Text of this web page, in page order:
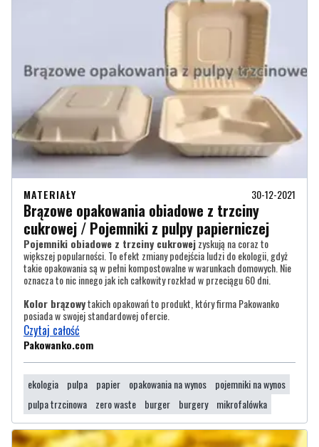
MATERIAŁY 30-12-2021
Brązowe opakowania obiadowe z trzciny
cukrowej / Pojemniki z pulpy papierniczej
Pojemniki obiadowe z trzciny cukrowejzyskują na coraz to
większej popularności. To efekt zmiany podejścia ludzi do ekologii, gdyż
takie opakowania są w pełni kompostowalne w warunkach domowych. Nie
oznacza to nic innego jak ich całkowity rozkład w przeciągu 60 dni.
Kolor brązowytakich opakowań to produkt, który firma Pakowanko
posiada w swojej standardowej ofercie.
Czytaj całość
Pakowanko.com
ekologia pulpa papier opakowania na wynos
pojemniki na wynos
pulpa trzcinowa
zero waste burger burgery mikrofalówka